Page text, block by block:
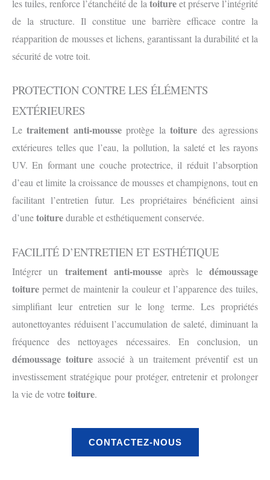
les tuiles, renforce l’étanchéité de la toitureet préserve l’intégrité
de la structure. Il constitue une barrière efficace contre la
réapparition de mousses et lichens, garantissant la durabilité et la
sécurité de votre toit.
PROTECTION CONTRE LES ÉLÉMENTS
EXTÉRIEURES
Letraitement anti-mousseprotège latoiture des agressions
extérieures telles que l’eau, la pollution, la saleté et les rayons
UV. En formant une couche protectrice, il réduit l’absorption
d’eau et limite la croissance de mousses et champignons, tout en
facilitant l’entretien futur. Les propriétaires bénéficient ainsi
d’unetoituredurable et esthétiquement conservée.
FACILITÉ D’ENTRETIEN ET ESTHÉTIQUE
Intégrer un traitement anti-mousse après ledémoussage
toiture permet de maintenir la couleur et l’apparence des tuiles,
simplifiant leur entretien sur le long terme. Les propriétés
autonettoyantes réduisent l’accumulation de saleté, diminuant la
fréquence des nettoyages nécessaires. En conclusion, un
démoussage toiture associé à un traitement préventif est un
investissement stratégique pour protéger, entretenir et prolonger
la vie de votretoiture.
CONTACTEZ-NOUS